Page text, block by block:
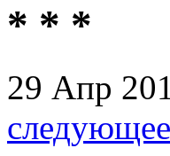
* * *
29 Апр